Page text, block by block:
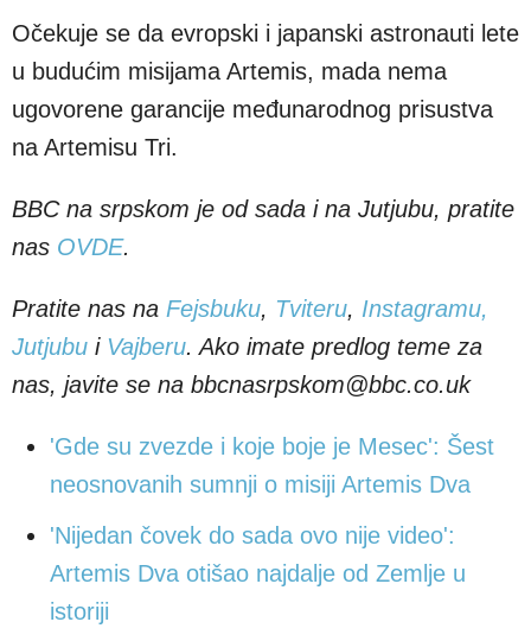
Očekuje se da evropski i japanski astronauti lete
u budućim misijama Artemis, mada nema
ugovorene garancije međunarodnog prisustva
na Artemisu Tri.
BBC na srpskom je od sada i na Jutjubu, pratite
nas OVDE.
Pratite nas na Fejsbuku, Tviteru, Instagramu,
Jutjubu i Vajberu. Ako imate predlog teme za
nas, javite se na bbcnasrpskom@bbc.co.uk
'Gde su zvezde i koje boje je Mesec': Šest
neosnovanih sumnji o misiji Artemis Dva
'Nijedan čovek do sada ovo nije video':
Artemis Dva otišao najdalje od Zemlje u
istoriji